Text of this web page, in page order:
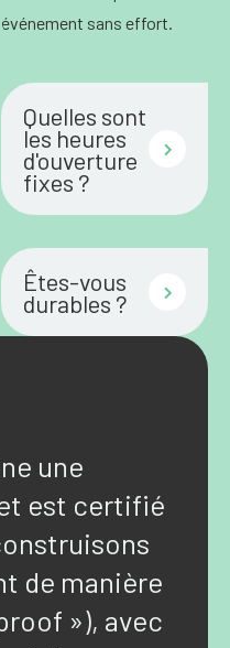
événement sans effort.
Quelles sont
les heures
d'ouverture
fixes ?
Êtes-vous
durables ?
une
est certifié
de manière
»), avec